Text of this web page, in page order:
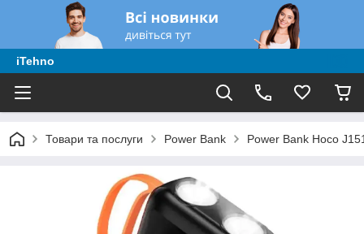
iTehno
Товари та послуги Power Bank Power Bank Hoco